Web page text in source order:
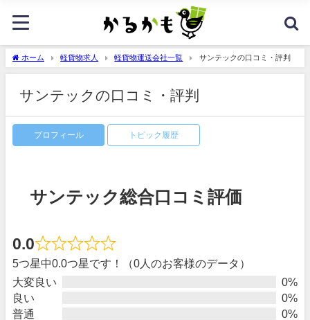
ホーム 軽貨物求人 軽貨物運送会社一覧 サンテックの口コミ・評判
サンテックの口コミ・評判
プロフィール トピック履歴
サンテック総合口コミ評価
0.0
5つ星中0.0つ星です！（0人のお客様のデータ）
大変良い
0%
良い
0%
普通
0%